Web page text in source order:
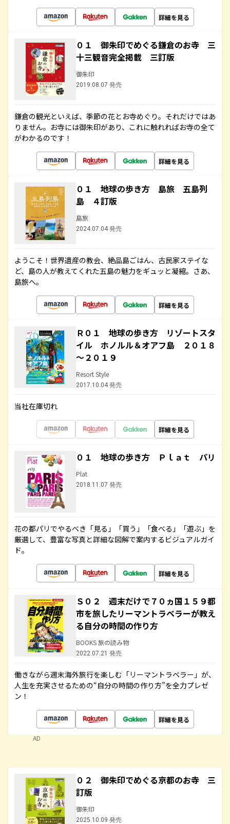
詳細を見る
０１ 御朱印でめぐる鎌倉のお寺 三
十三観音完全掲載 三訂版
御朱印
2019.08.07 発売
鎌倉の観光といえば、季節の花とお寺めぐり。それだけではあ
りません。お寺には御朱印があり、これに触れればお寺の全て
がわかるのです！
詳細を見る
０１ 地球の歩き方 島旅 五島列
島 ４訂版
島旅
2024.07.04 発売
ようこそ！世界遺産の教会、絶品島ごはん、古民家ステイな
ど、島の人が教えてくれた五島の魅力をギュッと凝縮。さあ、
島旅へ。
詳細を見る
Ｒ０１ 地球の歩き方 リゾートスタ
イル ホノルル＆オアフ島 ２０１８
～２０１９
Resort Style
2017.10.04 発売
当社在庫切れ
詳細を見る
０１ 地球の歩き方 Ｐｌａｔ パリ
Plat
2018.11.07 発売
花の都パリでやるべき「見る」「買う」「食べる」「遊ぶ」を
厳選して、豊富な写真と詳細な図解で案内するビジュアルガイ
ド。
詳細を見る
Ｓ０２ 週末だけで７０ヵ国１５９都
市を旅したリーマントラベラーが教え
る自分の時間の作り方
BOOKS 旅の読み物
2022.07.21 発売
働きながら週末海外旅行を楽しむ「リーマントラベラー」が、
人生を充実させるための“自分の時間の作り方”を全力プレゼ
ン！
詳細を見る
AD
０２ 御朱印でめぐる京都のお寺 三
訂版
御朱印
2025.10.09 発売